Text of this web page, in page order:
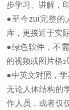
步学习、讲解，
●至今zui完整的
库，更接近于实
●绿色软件，不
的视频或图片格
●中英文对照，学
无论人体结构的
作人员，或者仅